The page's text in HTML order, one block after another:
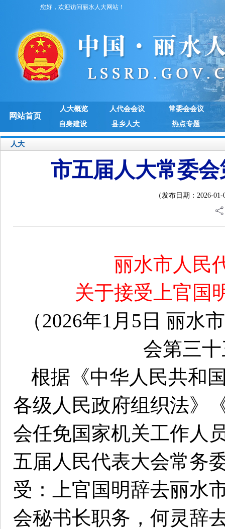
您好，欢迎访问丽水人大网站！
网站首页
人大概览 人代会会议
常委会会议
自身建设
县乡人大 热点专题
人大
市五届人大常委
（发布日期：2026-
丽水市人民
关于接受上官国
（2026年1月5日 丽水
会第三
根据《中华人民共和
各级人民政府组织法》
会任免国家机关工作人
五届人民代表大会常务
受：上官国明辞去丽水
会秘书长职务，何灵辞